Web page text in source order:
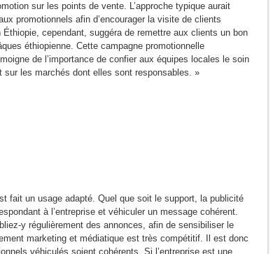
sur les points de vente. L’approche typique aurait
promotionnels afin d’encourager la visite de clients
cependant, suggéra de remettre aux clients un bon
éthiopienne. Cette campagne promotionnelle
de l’importance de confier aux équipes locales le soin
les marchés dont elles sont responsables. »
fait un usage adapté. Quel que soit le support, la publicité
à l’entreprise et véhiculer un message cohérent.
y régulièrement des annonces, afin de sensibiliser le
marketing et médiatique est très compétitif. Il est donc
véhiculés soient cohérents. Si l’entreprise est une